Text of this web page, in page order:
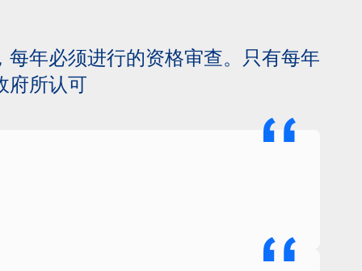
年必须进行的资格审查。只有每年
府所认可